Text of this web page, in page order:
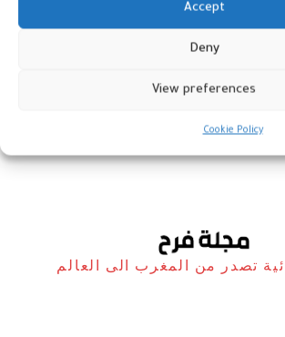
Accept
Deny
View preferences
Cookie Policy
العنف الإلكتروني ضد
والناشطات في المجال
تصدر من المغرب الى العالم